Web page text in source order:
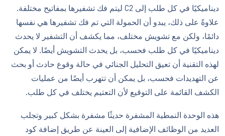
ديناميكيًا في كل طلب إلى C2 ليتم فك تشفيرها بمفاتيح مختلفة.
علاوةً على ذلك، يبدو أن الحمولة التي تم فك تشفيرها هي نفسها
دائمًا، ولكن مع تشويش مختلف، مما يكشف أن التشفير لا يحدث
ديناميكيًا في كل طلب فحسب، بل يحدث التشويش أيضًا. لا يمكن
لهذه التقنية أن تعيق التحليل الجنائي في حالة وقوع حادث أو بحث
عن التهديدات فحسب، بل يمكن أن تتهرب أيضًا من عمليات
الكشف القائمة على التوقيع لأن التعتيم يختلف في كل طلب.
هذه الوحدة النمطية المشفرة حديثًا مشفرة بشكل كبير وتجلب
العديد من الوظائف الإضافية إلى العينة عن طريق إضافة كود